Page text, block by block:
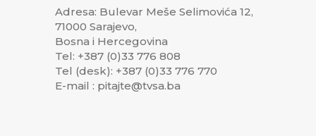
Adresa: Bulevar Meše Selimovića 12,
71000 Sarajevo,
Bosna i Hercegovina
Tel: +387 (0)33 776 808
Tel (desk): +387 (0)33 776 770
E-mail : pitajte@tvsa.ba